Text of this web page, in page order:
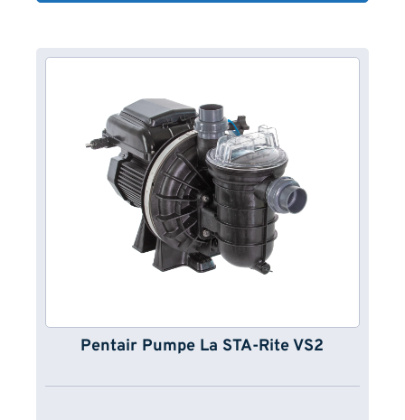
Pentair Pumpe La STA-Rite VS2